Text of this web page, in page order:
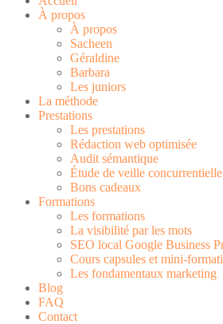
À propos
À propos
Sacheen
Géraldine
Barbara
Les juniors
La méthode
Prestations
Les prestations
Rédaction web optimisée
Audit sémantique
Étude de veille concurrentielle
Bons cadeaux
Formations
Les formations
La visibilité par les mots
SEO local Google Business
Cours capsules et mini-
Les fondamentaux marketing
Blog
FAQ
Contact